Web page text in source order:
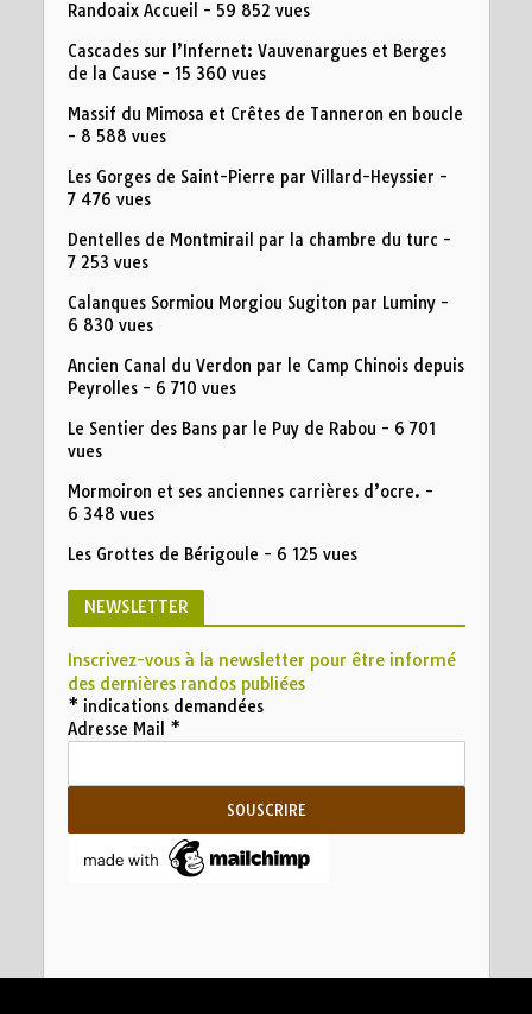
Randoaix Accueil - 59 852 vues
Cascades sur l’Infernet: Vauvenargues et Berges
de la Cause - 15 360 vues
Massif du Mimosa et Crêtes de Tanneron en boucle
- 8 588 vues
Les Gorges de Saint-Pierre par Villard-Heyssier -
7 476 vues
Dentelles de Montmirail par la chambre du turc -
7 253 vues
Calanques Sormiou Morgiou Sugiton par Luminy-
6 830 vues
Ancien Canal du Verdon par le Camp Chinois depuis
Peyrolles- 6 710 vues
Le Sentier des Bans par le Puy de Rabou - 6 701
vues
Mormoiron et ses anciennes carrières d’ocre. -
6 348 vues
Les Grottes de Bérigoule - 6 125 vues
NEWSLETTER
Inscrivez-vous à la newsletter pour être informé
des dernières randos publiées
* indications demandées
Adresse Mail *